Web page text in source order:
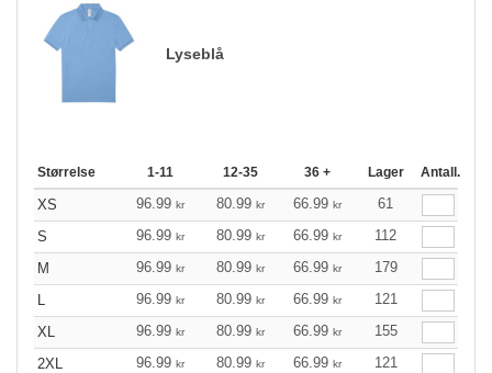
Lyseblå
Størrelse 1-11 12-35 36 + Lager Antall.
XS 96.99 kr 80.99 kr 66.99 kr
61
S
96.99 kr 80.99 kr 66.99 kr
112
M
96.99 kr 80.99 kr 66.99 kr
179
L
96.99 kr 80.99 kr 66.99 kr
121
XL
96.99 kr 80.99 kr 66.99 kr
155
2XL
96.99 kr 80.99 kr 66.99 kr
121